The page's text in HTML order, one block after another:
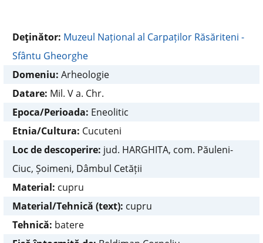
Deţinător: Muzeul Național al Carpaților Răsăriteni -
Sfântu Gheorghe
Domeniu: Arheologie
Datare: Mil. V a. Chr.
Epoca/Perioada: Eneolitic
Etnia/Cultura: Cucuteni
Loc de descoperire: jud. HARGHITA, com. Păuleni-
Ciuc, Șoimeni, Dâmbul Cetății
Material: cupru
Material/Tehnică (text): cupru
Tehnică: batere